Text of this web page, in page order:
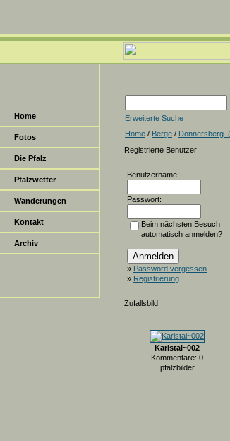
Home
Fotos
Die Pfalz
Pfalzwetter
Wanderungen
Kontakt
Archiv
Erweiterte Suche
Home / Berge /
Registrierte Benutzer
Benutzername:
Passwort:
Beim nächsten Besuch
automatisch anmelden?
» Password vergessen
» Registrierung
Zufallsbild
Karlstal~002
Kommentare: 0
pfalzbilder